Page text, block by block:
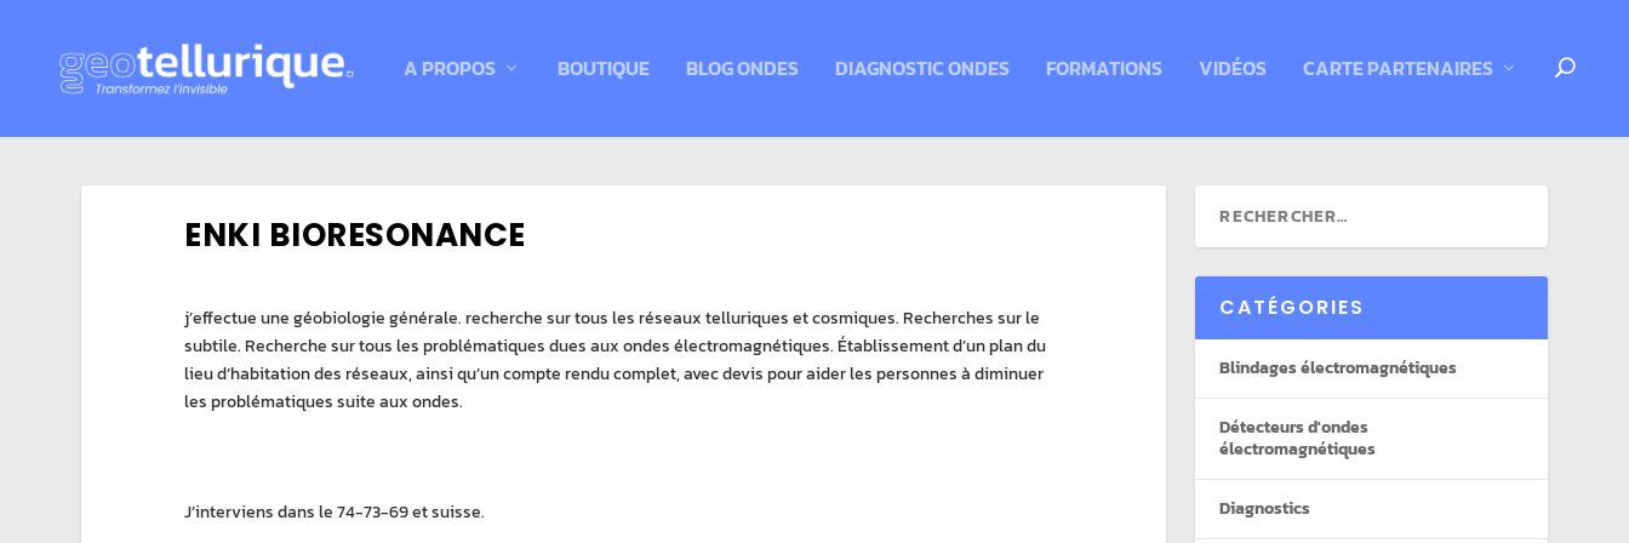
A PROPOS BOUTIQUE BLOG ONDES DIAGNOSTIC ONDES FORMATIONS VIDÉOS CARTE PARTENAIRES
ENKI BIORESONANCE
j’effectue une géobiologie générale. recherche sur tous les réseaux telluriques et cosmiques. Recherches sur le
subtile. Recherche sur tous les problématiques dues aux ondes électromagnétiques. Établissement d’un plan du
lieu d’habitation des réseaux, ainsi qu’un compte rendu complet, avec devis pour aider les personnes à diminuer
les problématiques suite aux ondes.
J’interviens dans le 74-73-69 et suisse.
CATÉGORIES
Blindages électromagnétiques
Détecteurs d'ondes
électromagnétiques
Diagnostics